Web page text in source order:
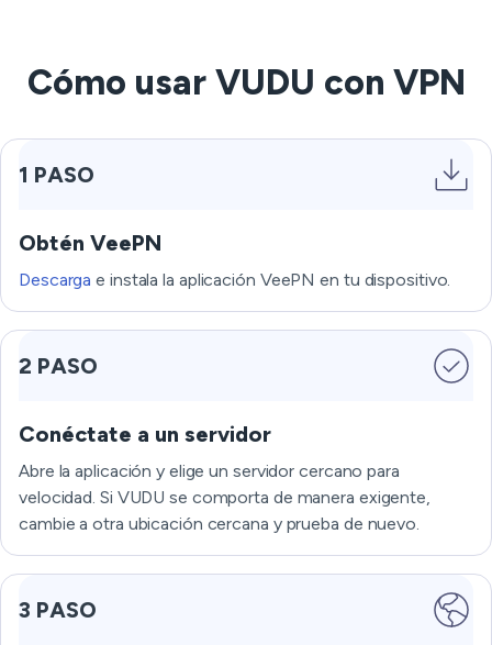
Cómo usar VUDU con VPN
1 PASO
Obtén VeePN
Descarga e instala la aplicación VeePN en tu dispositivo.
2 PASO
Conéctate a un servidor
Abre la aplicación y elige un servidor cercano para
velocidad. Si VUDU se comporta de manera exigente,
cambie a otra ubicación cercana y prueba de nuevo.
3 PASO